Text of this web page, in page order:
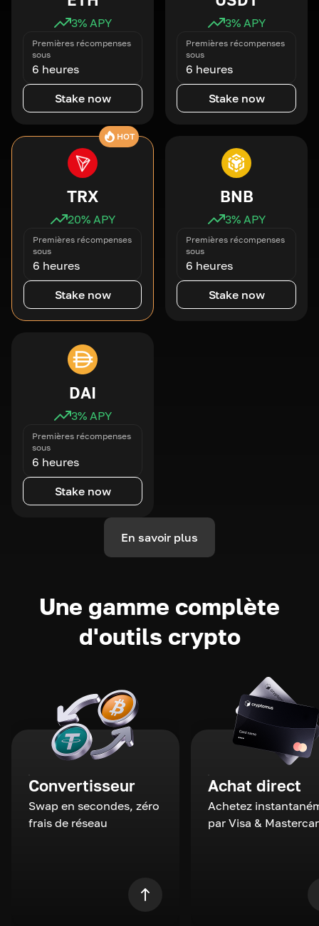
3% APY
Premières récompenses
sous
6 heures
Stake now
3% APY
Premières récompenses
sous
6 heures
Stake now
HOT
TRX
20% APY
Premières récompenses
sous
6 heures
Stake now
BNB
3% APY
Premières récompenses
sous
6 heures
Stake now
DAI
3% APY
Premières récompenses
sous
6 heures
Stake now
En savoir plus
Une gamme complète
d'outils crypto
Convertisseur
Swap en secondes, zéro
frais de réseau
Achat direct
Achetez
par Visa &